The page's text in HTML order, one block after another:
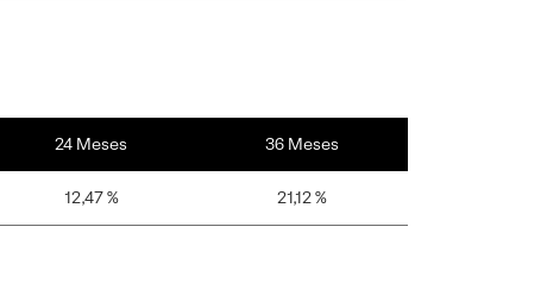
24 Meses 36 Meses
12,47 % 21,12 %